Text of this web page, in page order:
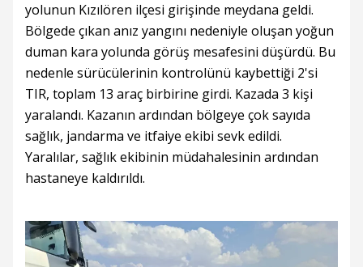
yolunun Kızılören ilçesi girişinde meydana geldi.
Bölgede çıkan anız yangını nedeniyle oluşan yoğun
duman kara yolunda görüş mesafesini düşürdü. Bu
nedenle sürücülerinin kontrolünü kaybettiği 2'si
TIR, toplam 13 araç birbirine girdi. Kazada 3 kişi
yaralandı. Kazanın ardından bölgeye çok sayıda
sağlık, jandarma ve itfaiye ekibi sevk edildi.
Yaralılar, sağlık ekibinin müdahalesinin ardından
hastaneye kaldırıldı.